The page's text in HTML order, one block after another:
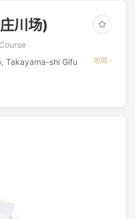
川场)
Takayama-shi Gifu
地图 ›